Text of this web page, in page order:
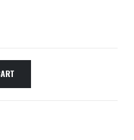
0out of 5